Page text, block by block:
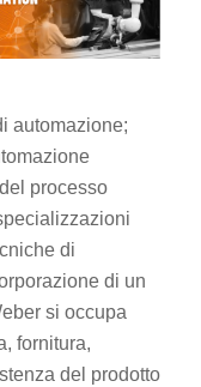
automazione;
processo
di
di un
si occupa
fornitura,
del prodotto